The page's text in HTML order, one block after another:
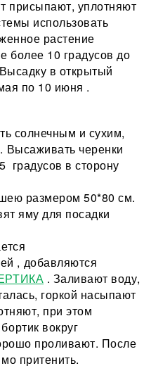
присыпают, уплотняют
использовать
растение
более 10 градусов до
в открытый
по 10 июня .
солнечным и сухим,
Высаживать черенки
градусов в сторону
размером 50*80 см.
яму для посадки
, добавляются
. Заливают воду,
горкой насыпают
при этом
вокруг
проливают. После
притенить.